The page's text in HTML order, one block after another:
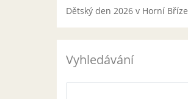
Dětský den 2026 v Horní Bříze
Vyhledávání